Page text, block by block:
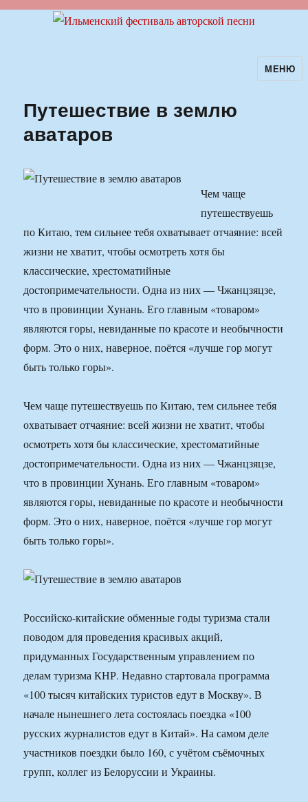
Ильменский фестиваль авторскойМЕНЮ
Путешествие в землю
аватаров
Чем чаще
путешествуешь
по Китаю, тем сильнее тебя охватывает отчаяние: всей
жизни не хватит, чтобы осмотреть хотя бы
классические, хрестоматийные
достопримечательности. Одна из них — Чжанцзяцзе,
что в провинции Хунань. Его главным «товаром»
являются горы, невиданные по красоте и необычности
форм. Это о них, наверное, поётся «лучше гор могут
быть только горы».
Чем чаще путешествуешь по Китаю, тем сильнее тебя
охватывает отчаяние: всей жизни не хватит, чтобы
осмотреть хотя бы классические, хрестоматийные
достопримечательности. Одна из них — Чжанцзяцзе,
что в провинции Хунань. Его главным «товаром»
являются горы, невиданные по красоте и необычности
форм. Это о них, наверное, поётся «лучше гор могут
быть только горы».
Российско-китайские обменные годы туризма стали
поводом для проведения красивых акций,
придуманных Государственным управлением по
делам туризма КНР. Недавно стартовала программа
«100 тысяч китайских туристов едут в Москву». В
начале нынешнего лета состоялась поездка «100
русских журналистов едут в Китай». На самом деле
участников поездки было 160, с учётом съёмочных
групп, коллег из Белоруссии и Украины.